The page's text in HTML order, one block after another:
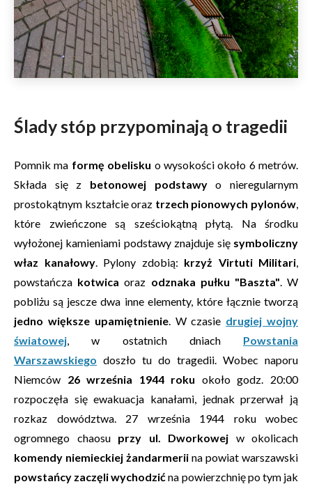
Ślady stóp przypominają o tragedii
Pomnik ma formę obelisku o wysokości około 6 metrów.
Składa się z betonowej podstawyo nieregularnym
prostokątnym kształcie oraz trzech pionowych pylonów,
które zwieńczone są sześciokątną płytą. Na środku
wyłożonej kamieniami podstawy znajduje się symboliczny
właz kanałowy. Pylony zdobią: krzyż Virtuti Militari,
powstańcza kotwicaoraz odznaka pułku "Baszta". W
pobliżu są jescze dwa inne elementy, które łącznie tworzą
jedno większe upamiętnienie. W czasie drugiej wojny
światowej, w ostatnich dniach Powstania
Warszawskiego doszło tu do tragedii. Wobec naporu
Niemców 26 września 1944 roku około godz. 20:00
rozpoczęła się ewakuacja kanałami, jednak przerwał ją
rozkaz dowództwa. 27 września 1944 roku wobec
ogromnego chaosu przy ul. Dworkowej w okolicach
komendy niemieckiej żandarmerii na powiat warszawski
powstańcy zaczęli wychodzićna powierzchnię po tym jak